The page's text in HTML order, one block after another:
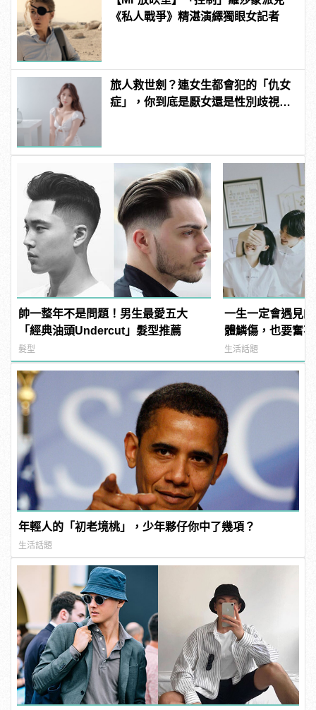
《私人戰爭》精湛演繹獨眼女記者
旅人救世劍？連女生都會犯的「仇女
症」，你到底是厭女還是性別歧視？
帥一整年不是問題！男生最愛五大
「經典油頭Undercut」髮型推薦
髮型
一生一定會遇見
體鱗傷，也要奮
生活話題
年輕人的「初老境桃」，少年夥仔你中了幾項？
生活話題